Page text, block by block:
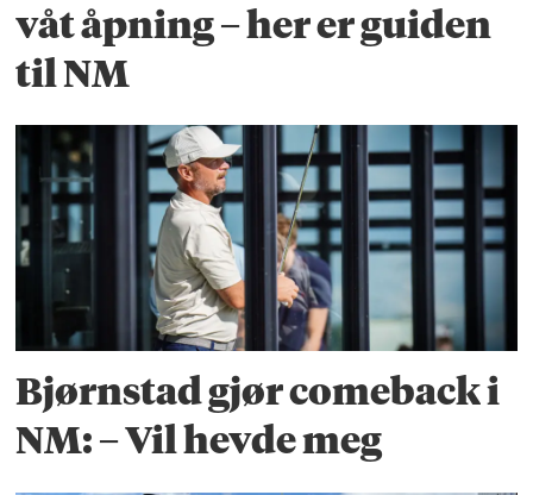
våt åpning – her er guiden
til NM
Bjørnstad gjør comeback i
NM: – Vil hevde meg